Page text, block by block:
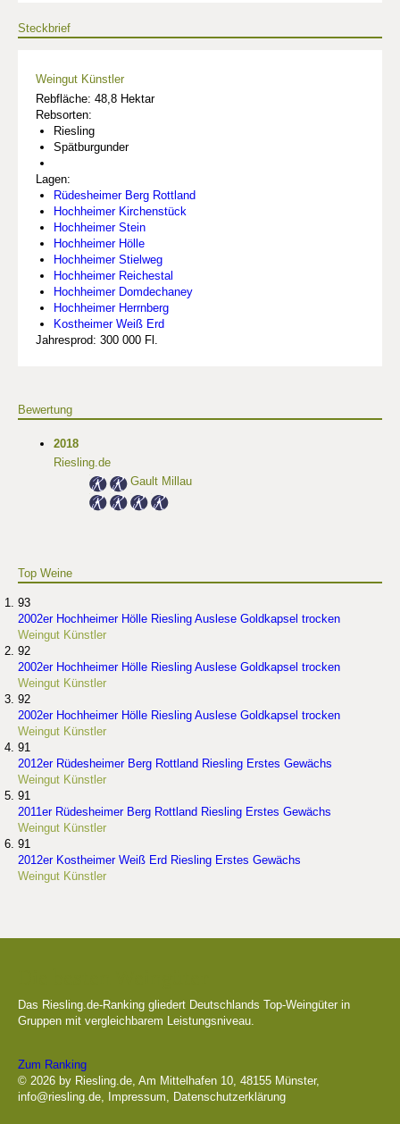
Steckbrief
Weingut Künstler
Rebfläche: 48,8 Hektar
Rebsorten:
Riesling
Spätburgunder
Lagen:
Rüdesheimer Berg Rottland
Hochheimer Kirchenstück
Hochheimer Stein
Hochheimer Hölle
Hochheimer Stielweg
Hochheimer Reichestal
Hochheimer Domdechaney
Hochheimer Herrnberg
Kostheimer Weiß Erd
Jahresprod: 300 000 Fl.
Bewertung
2018
Riesling.de
Gault Millau
Top Weine
93
2002er Hochheimer Hölle Riesling Auslese Goldkapsel trocken
Weingut Künstler
92
2002er Hochheimer Hölle Riesling Auslese Goldkapsel trocken
Weingut Künstler
92
2002er Hochheimer Hölle Riesling Auslese Goldkapsel trocken
Weingut Künstler
91
2012er Rüdesheimer Berg Rottland Riesling Erstes Gewächs
Weingut Künstler
91
2011er Rüdesheimer Berg Rottland Riesling Erstes Gewächs
Weingut Künstler
91
2012er Kostheimer Weiß Erd Riesling Erstes Gewächs
Weingut Künstler
Das Riesling.de-Ranking gliedert Deutschlands Top-Weingüter in
Gruppen mit vergleichbarem Leistungsniveau.
Zum Ranking
© 2026 by Riesling.de, Am Mittelhafen 10, 48155 Münster,
info@riesling.de, Impressum, Datenschutzerklärung